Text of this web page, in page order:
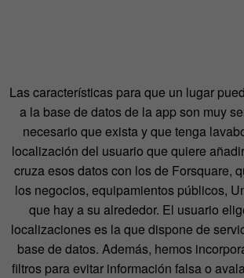
Las características para que un lugar
a la base de datos de la app son muy
necesario que exista y que tenga
localización del usuario que quiere
cruza esos datos con los de Forsquare,
los negocios, equipamientos públicos,
que hay a su alrededor. El usuario
localizaciones es la que dispone de
base de datos. Además, hemos
filtros para evitar información falsa o